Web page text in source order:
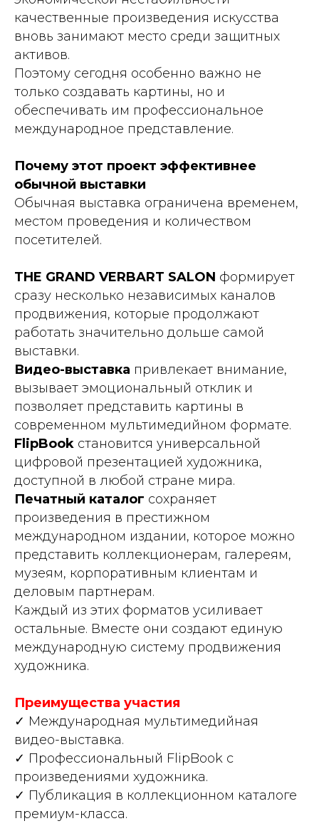
качественные произведения искусства
вновь занимают место среди защитных
активов.
Поэтому сегодня особенно важно не
только создавать картины, но и
обеспечивать им профессиональное
международное представление.
Почему этот проект эффективнее
обычной выставки
Обычная выставка ограничена временем,
местом проведения и количеством
посетителей.
THE GRAND VERBART SALON формирует
сразу несколько независимых каналов
продвижения, которые продолжают
работать значительно дольше самой
выставки.
Видео-выставка привлекает внимание,
вызывает эмоциональный отклик и
позволяет представить картины в
современном мультимедийном формате.
FlipBook становится универсальной
цифровой презентацией художника,
доступной в любой стране мира.
Печатный каталог сохраняет
произведения в престижном
международном издании, которое можно
представить коллекционерам, галереям,
музеям, корпоративным клиентам и
деловым партнерам.
Каждый из этих форматов усиливает
остальные. Вместе они создают единую
международную систему продвижения
художника.
Преимущества участия
✓ Международная мультимедийная
видео-выставка.
✓ Профессиональный FlipBook с
произведениями художника.
✓ Публикация в коллекционном каталоге
премиум-класса.